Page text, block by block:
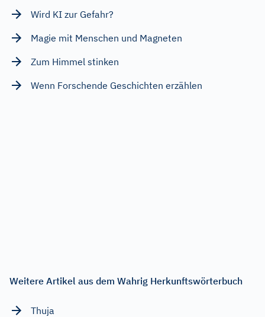
Wird KI zur Gefahr?
Magie mit Menschen und Magneten
Zum Himmel stinken
Wenn Forschende Geschichten erzählen
Weitere Artikel aus dem Wahrig Herkunftswörterbuch
Thuja